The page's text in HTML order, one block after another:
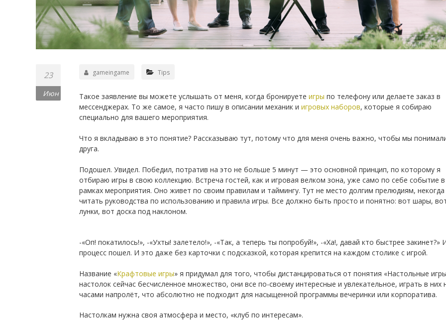
23
Июн
gameingame Tips
Такое заявление вы можете услышать от меня, когда бронируете игры по телефону или делаете заказ в
мессенджерах. То же самое, я часто пишу в описании механик и игровых наборов, которые я собираю
специально для вашего мероприятия.
Что я вкладываю в это понятие? Рассказываю тут, потому что для меня очень важно, чтобы мы
друга.
Подошел. Увидел. Победил, потратив на это не больше 5 минут — это основной принцип, по которому я
отбираю игры в свою коллекцию. Встреча гостей, как и игровая велком зона, уже само по себе событие в
рамках мероприятия. Оно живет по своим правилам и таймингу. Тут не место долгим прелюдиям, некогда
читать руководства по использованию и правила игры. Все должно быть просто и понятно: вот шары,
лунки, вот доска под наклоном.
-«Оп! покатилось!», -«Ухты! залетело!», -«Так, а теперь ты попробуй!», -«Ха!, давай кто быстрее закинет?»
процесс пошел. И это даже без карточки с подсказкой, которая крепится на каждом столике с игрой.
Название «Крафтовые игры» я придумал для того, чтобы дистанцироваться от понятия «Настольные
настолок сейчас бесчисленное множество, они все по-своему интересные и увлекательное, играть в них
часами напролёт, что абсолютно не подходит для насыщенной программы вечеринки или корпоратива.
Настолкам нужна своя атмосфера и место, «клуб по интересам».